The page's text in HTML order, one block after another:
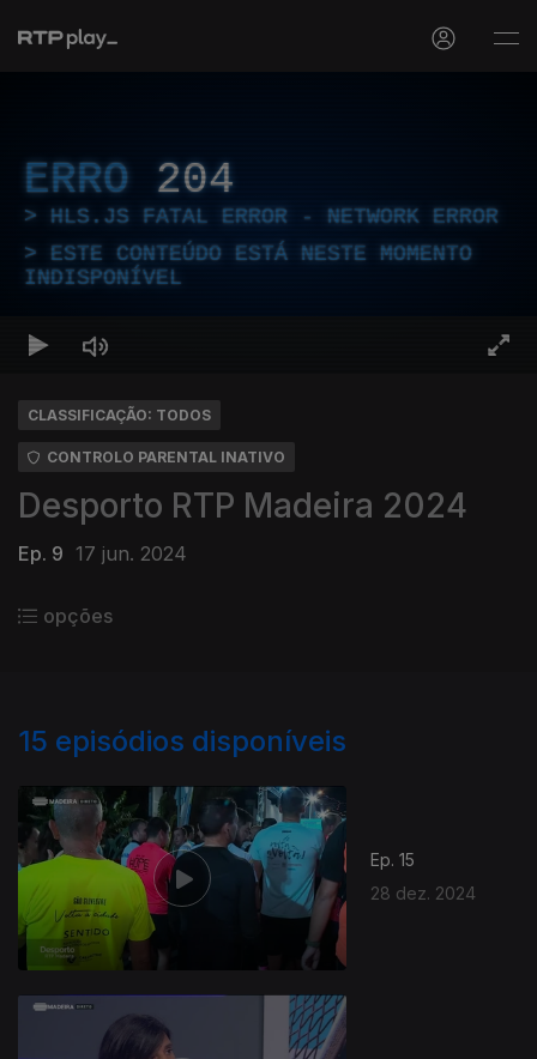
ERRO 204
HLS.JS FATAL ERROR - NETWORK ERROR
ESTE CONTEÚDO ESTÁ NESTE MOMENTO
INDISPONÍVEL
CLASSIFICAÇÃO: TODOS
CONTROLO PARENTAL INATIVO
Desporto RTP Madeira 2024
Ep. 9 17 jun. 2024
opções
15 episódios disponíveis
Ep. 15
28 dez. 2024